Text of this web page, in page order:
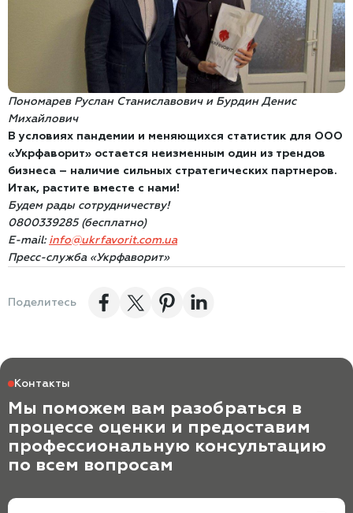
Пономарев Руслан Станиславович и Бурдин Денис
Михайлович
В условиях пандемии и меняющихся статистик для ООО
«Укрфаворит» остается неизменным один из трендов
бизнеса – наличие сильных стратегических партнеров.
Итак, растите вместе с нами!
Будем рады сотрудничеству!
0800339285 (бесплатно)
E-mail: info@ukrfavorit.com.ua
Пресс-служба «Укрфаворит»
Поделитесь
Контакты
Мы поможем вам разобраться в
процессе оценки и предоставим
профессиональную консультацию
по всем вопросам